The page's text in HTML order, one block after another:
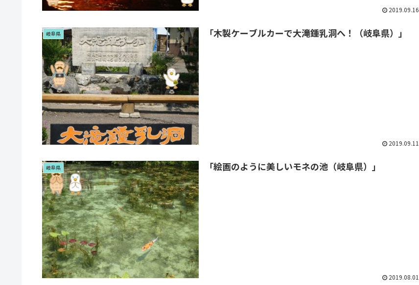
2019.09.16
岐阜県 「木製ケーブルカーで大滝鍾乳洞へ！（岐阜県）」
2019.09.11
岐阜県 「絵画のように美しいモネの池（岐阜県）」
2019.08.01